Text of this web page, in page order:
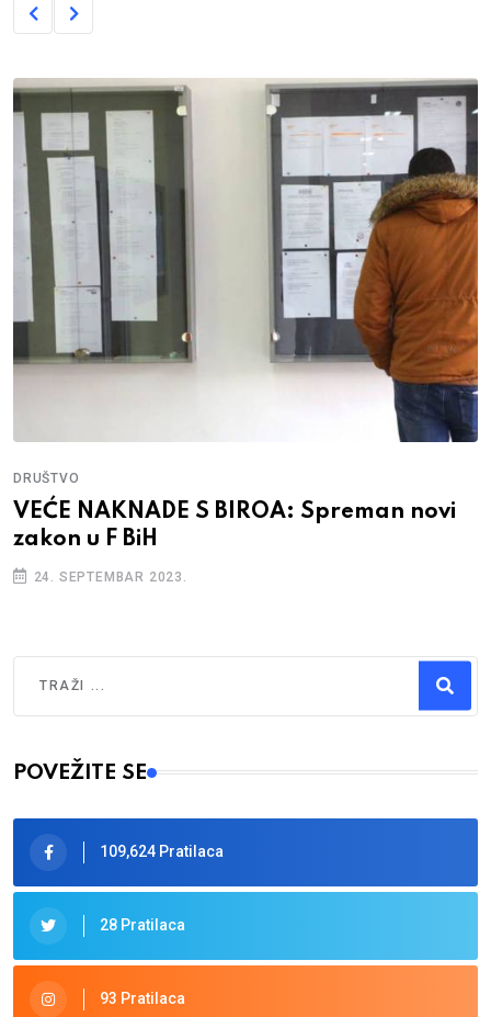
DRUŠTVO
VEĆE NAKNADE S BIROA: Spreman novi
zakon u F BiH
24. SEPTEMBAR 2023.
Type 2 or more characters for results.
POVEŽITE SE
109,624 Pratilaca
28 Pratilaca
93 Pratilaca